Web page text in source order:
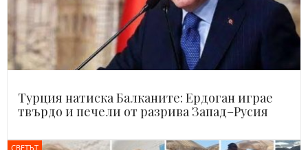
Турция натиска Балканите: Ердоган играе
твърдо и печели от разрива Запад–Русия
СВЕТЪТ